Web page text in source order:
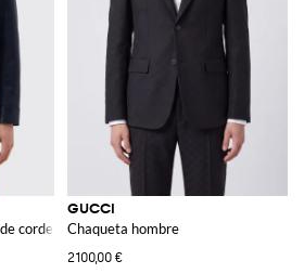
cordero lisa azul con corte slim fit
GUCCI
Chaqueta hombre
2100,00 €